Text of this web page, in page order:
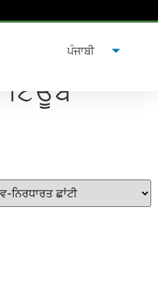
ਸਕਿਊਜ਼ ਟਿਊਬ ਪੈਕੇਜਿੰਗ”
ਟਿਊਬ